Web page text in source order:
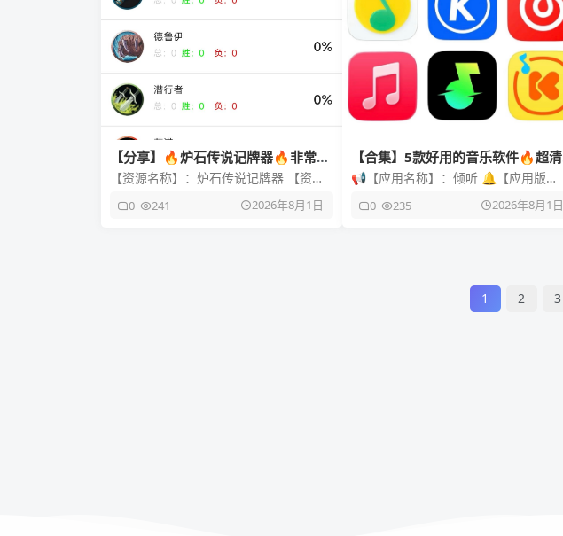
【分享】🔥炉石传说记牌器🔥非常好
的一款软件🔥非常nice
【资源名称】：炉石传说记牌器 【资源
【测试机型】：vivo
0 241 2026年8月1日
【合集】5款好用的音乐软件🔥超清
母带下载⭕聚合全网音乐
📢【应用名称】：倾听 🔔【应用版
【适用平台】：Andr
0 235 2026年8月1日
1 2 3